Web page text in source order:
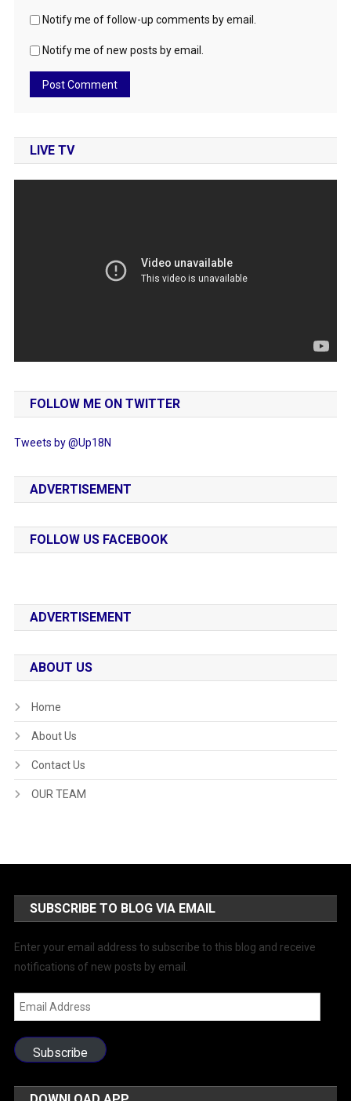
Notify me of follow-up comments by email.
Notify me of new posts by email.
LIVE TV
FOLLOW ME ON TWITTER
Tweets by @Up18N
ADVERTISEMENT
FOLLOW US FACEBOOK
ADVERTISEMENT
ABOUT US
Home
About Us
Contact Us
OUR TEAM
SUBSCRIBE TO BLOG VIA EMAIL
Enter your email address to subscribe to this blog and receive
notifications of new posts by email.
Email
Address
Subscribe